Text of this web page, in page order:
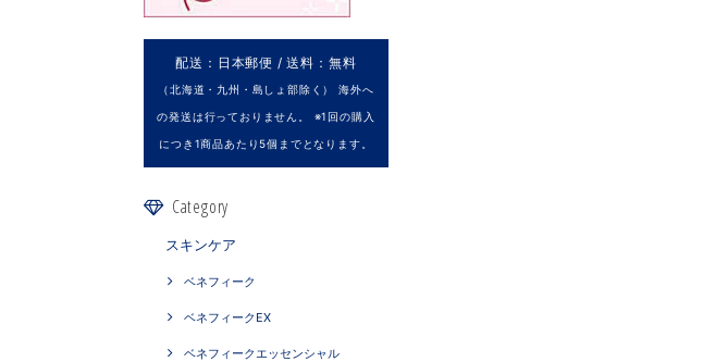
配送：日本郵便 / 送料：無料
（北海道・九州・島しょ部除く） 海外へ
の発送は行っておりません。 ※1回の購入
につき1商品あたり5個までとなります。
Category
スキンケア
ベネフィーク
ベネフィークEX
ベネフィークエッセンシャル